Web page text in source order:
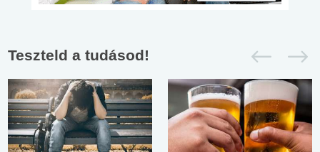
Teszteld a tudásod!